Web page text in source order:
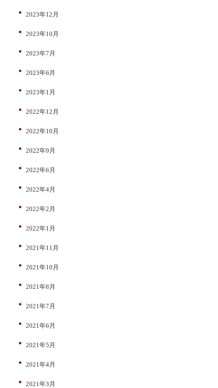
2023年12月
2023年10月
2023年7月
2023年6月
2023年1月
2022年12月
2022年10月
2022年9月
2022年6月
2022年4月
2022年2月
2022年1月
2021年11月
2021年10月
2021年8月
2021年7月
2021年6月
2021年5月
2021年4月
2021年3月